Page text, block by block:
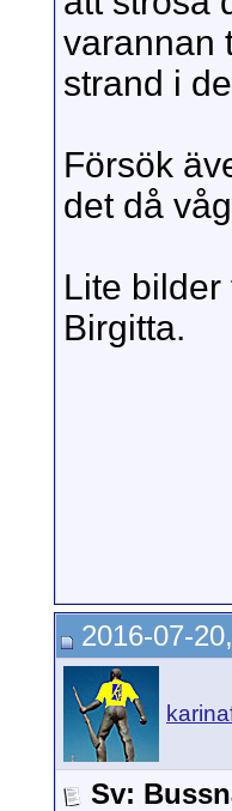
varannan
strand i
Försök
det då
Lite bilder
Birgitta.
2016-07-
Sv: